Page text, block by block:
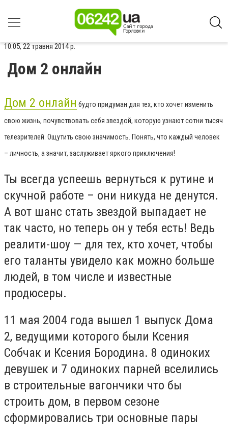
10:05, 22 травня 2014 р.
Дом 2 онлайн
Дом 2 онлайн будто придуман для тех, кто хочет изменить
свою жизнь, почувствовать себя звездой, которую узнают сотни тысяч
телезрителей. Ощутить свою значимость. Понять, что каждый человек
– личность, а значит, заслуживает яркого приключения!
Ты всегда успеешь вернуться к рутине и
скучной работе – они никуда не денутся.
А вот шанс стать звездой выпадает не
так часто, но теперь он у тебя есть! Ведь
реалити-шоу — для тех, кто хочет, чтобы
его таланты увидело как можно больше
людей, в том числе и известные
продюсеры.
11 мая 2004 года вышел 1 выпуск Дома
2, ведущими которого были Ксения
Собчак и Ксения Бородина. 8 одиноких
девушек и 7 одиноких парней вселились
в строительные вагончики что бы
строить дом, в первом сезоне
сформировались три основные пары